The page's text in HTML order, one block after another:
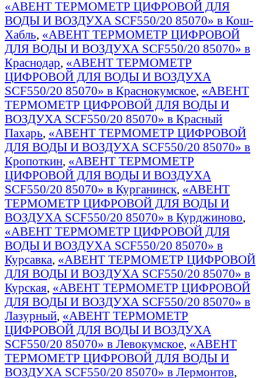
«АВЕНТ ТЕРМОМЕТР ЦИФРОВОЙ ДЛЯ
ВОДЫ И ВОЗДУХА SCF550/20 85070» в Кош-
Хабль, «АВЕНТ ТЕРМОМЕТР ЦИФРОВОЙ
ДЛЯ ВОДЫ И ВОЗДУХА SCF550/20 85070» в
Краснодар, «АВЕНТ ТЕРМОМЕТР
ЦИФРОВОЙ ДЛЯ ВОДЫ И ВОЗДУХА
SCF550/20 85070» в Краснокумское, «АВЕНТ
ТЕРМОМЕТР ЦИФРОВОЙ ДЛЯ ВОДЫ И
ВОЗДУХА SCF550/20 85070» в Красный
Пахарь, «АВЕНТ ТЕРМОМЕТР ЦИФРОВОЙ
ДЛЯ ВОДЫ И ВОЗДУХА SCF550/20 85070» в
Кропоткин, «АВЕНТ ТЕРМОМЕТР
ЦИФРОВОЙ ДЛЯ ВОДЫ И ВОЗДУХА
SCF550/20 85070» в Курганинск, «АВЕНТ
ТЕРМОМЕТР ЦИФРОВОЙ ДЛЯ ВОДЫ И
ВОЗДУХА SCF550/20 85070» в Курджиново,
«АВЕНТ ТЕРМОМЕТР ЦИФРОВОЙ ДЛЯ
ВОДЫ И ВОЗДУХА SCF550/20 85070» в
Курсавка, «АВЕНТ ТЕРМОМЕТР ЦИФРОВОЙ
ДЛЯ ВОДЫ И ВОЗДУХА SCF550/20 85070» в
Курская, «АВЕНТ ТЕРМОМЕТР ЦИФРОВОЙ
ДЛЯ ВОДЫ И ВОЗДУХА SCF550/20 85070» в
Лазурный, «АВЕНТ ТЕРМОМЕТР
ЦИФРОВОЙ ДЛЯ ВОДЫ И ВОЗДУХА
SCF550/20 85070» в Левокумское, «АВЕНТ
ТЕРМОМЕТР ЦИФРОВОЙ ДЛЯ ВОДЫ И
ВОЗДУХА SCF550/20 85070» в Лермонтов,